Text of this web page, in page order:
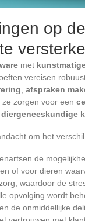
op
met
vereisen
afspraken
zorgen voor een
diergeneeskundige
om het
de
of voor dieren
waardoor de
opvolging wordt
de onmiddellijke